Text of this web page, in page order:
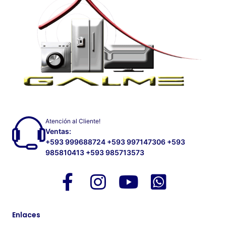
Atención al Cliente!
Ventas:
+593 999688724 +593 997147306 +593
985810413 +593 985713573
Enlaces